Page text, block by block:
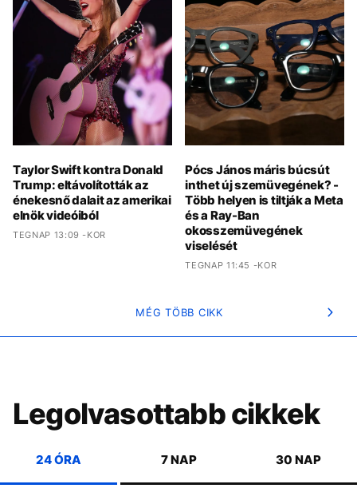
Taylor Swift kontra Donald
Trump: eltávolították az
énekesnő dalait az amerikai
elnök videóiból
TEGNAP 13:09 -KOR
Pócs János máris búcsút
inthet új szemüvegének? -
Több helyen is tiltják a Meta
és a Ray-Ban
okosszemüvegének
viselését
TEGNAP 11:45 -KOR
MÉG TÖBB CIKK
Legolvasottabb cikkek
24 ÓRA 7 NAP 30 NAP